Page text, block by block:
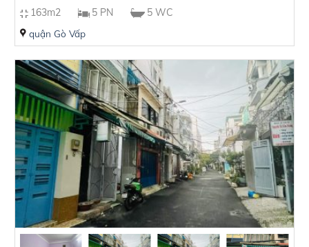
163m2
5 PN 5 WC
quận Gò Vấp